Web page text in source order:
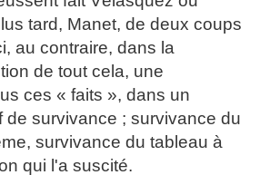
tard, Manet, de deux coups
au contraire, dans la
de tout cela, une
ces « faits », dans un
de survivance ; survivance du
survivance du tableau à
qui l'a suscité.